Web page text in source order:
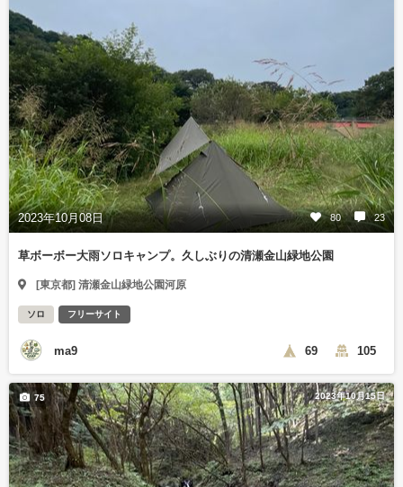
2023年10月08日 80 23
草ボーボー大雨ソロキャンプ。久しぶりの清瀬金山緑地公園
[東京都] 清瀬金山緑地公園河原
ソロ フリーサイト
ma9 69 105
2023年10月15日
75